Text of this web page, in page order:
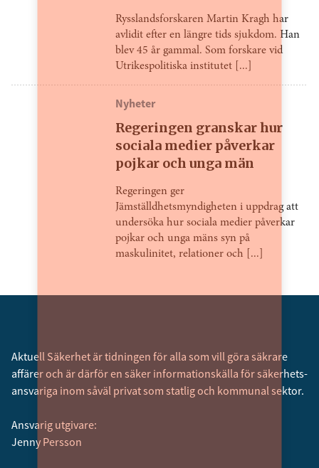
Rysslandsforskaren Martin Kragh har
avlidit efter en längre tids sjukdom. Han
blev 45 år gammal. Som forskare vid
Utrikespolitiska institutet [...]
Nyheter
Regeringen granskar hur
sociala medier påverkar
pojkar och unga män
Regeringen ger
Jämställdhetsmyndigheten i uppdrag att
undersöka hur sociala medier påverkar
pojkar och unga mäns syn på
maskulinitet, relationer och [...]
Aktuell Säkerhet är tidningen för alla som vill göra säkrare
affärer och är därför en säker informationskälla för säkerhets­
ansvariga inom såväl privat som statlig och kommunal sektor.
Ansvarig utgivare:
Jenny Persson